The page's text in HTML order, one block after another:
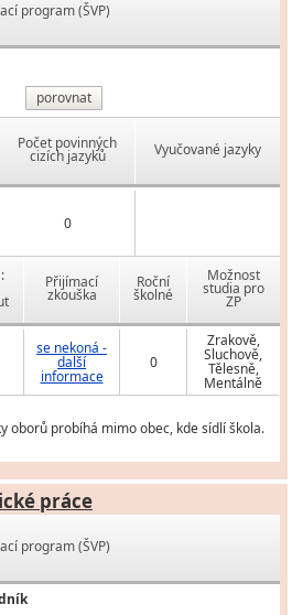
program (ŠVP)
porovnat
Počet povinných
cizích jazyků Vyučované jazyky
0
Přijímací
zkouška
Roční
školné
Možnost
studia pro
ZP
se nekoná -
další
informace
0
Zrakově,
Sluchově,
Tělesně,
Mentálně
oborů probíhá mimo obec, kde sídlí škola.
práce
program (ŠVP)